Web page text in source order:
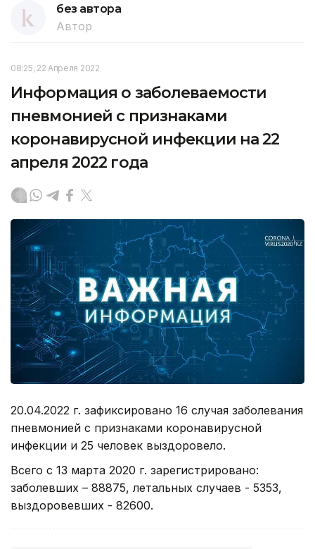
без автора
Автор
08:25, 22 Апреля 2022
Информация о заболеваемости
пневмонией с признаками
коронавирусной инфекции на 22
апреля 2022 года
20.04.2022 г. зафиксировано 16 случая заболевания
пневмонией с признаками коронавирусной
инфекции и 25 человек выздоровело.
Всего с 13 марта 2020 г. зарегистрировано:
заболевших – 88875, летальных случаев - 5353,
выздоровевших - 82600.